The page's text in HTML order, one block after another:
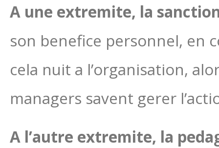
A une extremite, la
son benefice personnel, en
cela nuit a l’organisation,
managers savent gerer
A l’autre extremite, la